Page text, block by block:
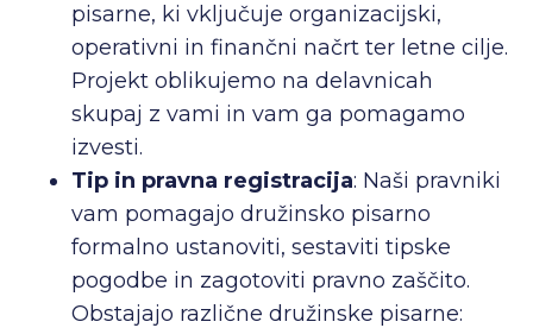
pisarne, ki vključuje organizacijski,
operativni in finančni načrt ter letne cilje.
Projekt oblikujemo na delavnicah
skupaj z vami in vam ga pomagamo
izvesti.
Tip in pravna registracija: Naši pravniki
vam pomagajo družinsko pisarno
formalno ustanoviti, sestaviti tipske
pogodbe in zagotoviti pravno zaščito.
Obstajajo različne družinske pisarne: